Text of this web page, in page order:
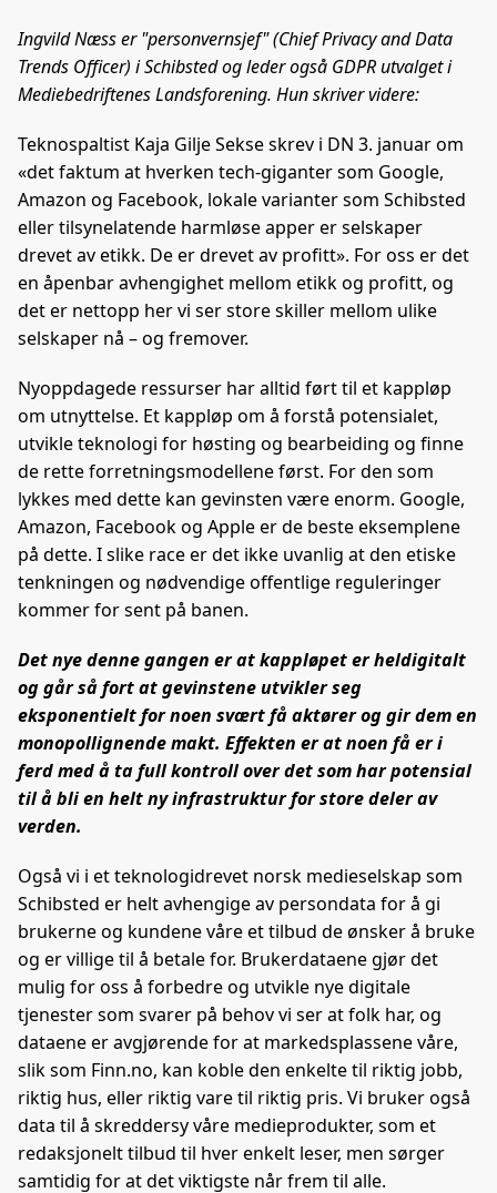
b
o
o
e
d
I
s
t
Ingvild Næss er "personvernsjef" (Chief Privacy and Data
Trends Officer) i Schibsted og leder også GDPR utvalget i
Mediebedriftenes Landsforening. Hun skriver videre:
Teknospaltist Kaja Gilje Sekse skrev i DN 3. januar om
«det faktum at hverken tech-giganter som Google,
Amazon og Facebook, lokale varianter som Schibsted
eller tilsynelatende harmløse apper er selskaper
drevet av etikk. De er drevet av profitt». For oss er det
en åpenbar avhengighet mellom etikk og profitt, og
det er nettopp her vi ser store skiller mellom ulike
selskaper nå – og fremover.
Nyoppdagede ressurser har alltid ført til et kappløp
om utnyttelse. Et kappløp om å forstå potensialet,
utvikle teknologi for høsting og bearbeiding og finne
de rette forretningsmodellene først. For den som
lykkes med dette kan gevinsten være enorm. Google,
Amazon, Facebook og Apple er de beste eksemplene
på dette. I slike race er det ikke uvanlig at den etiske
tenkningen og nødvendige offentlige reguleringer
kommer for sent på banen.
Det nye denne gangen er at kappløpet er heldigitalt
og går så fort at gevinstene utvikler seg
eksponentielt for noen svært få aktører og gir dem en
monopollignende makt. Effekten er at noen få er i
ferd med å ta full kontroll over det som har potensial
til å bli en helt ny infrastruktur for store deler av
verden.
Også vi i et teknologidrevet norsk medieselskap som
Schibsted er helt avhengige av persondata for å gi
brukerne og kundene våre et tilbud de ønsker å bruke
og er villige til å betale for. Brukerdataene gjør det
mulig for oss å forbedre og utvikle nye digitale
tjenester som svarer på behov vi ser at folk har, og
dataene er avgjørende for at markedsplassene våre,
slik som Finn.no, kan koble den enkelte til riktig jobb,
riktig hus, eller riktig vare til riktig pris. Vi bruker også
data til å skreddersy våre medieprodukter, som et
redaksjonelt tilbud til hver enkelt leser, men sørger
samtidig for at det viktigste når frem til alle.